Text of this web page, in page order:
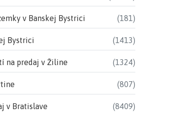
v Banskej Bystrici (181)
Bystrici (1413)
na predaj v Žiline (1324)
(807)
v Bratislave (8409)